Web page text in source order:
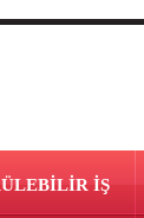
İŞ